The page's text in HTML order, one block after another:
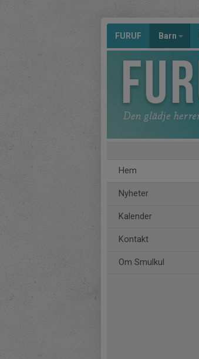
FURUF Barn
Hem
Nyheter
Kalender
Kontakt
Om Smulkul